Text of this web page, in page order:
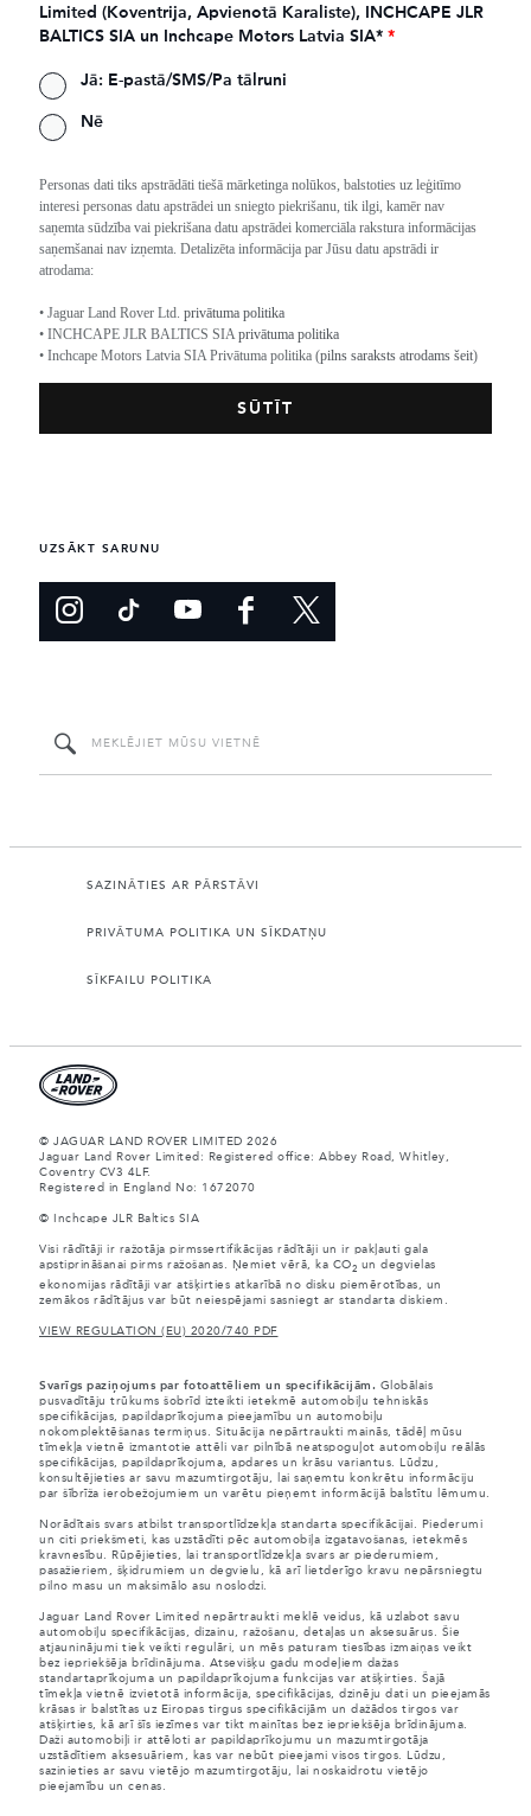
Limited (Koventrija, Apvienotā Karaliste), INCHCAPE JLR
BALTICS SIA un Inchcape Motors Latvia SIA* *
Jā: E-pastā/SMS/Pa tālruni
Nē
Personas dati tiks apstrādāti tiešā mārketinga nolūkos, balstoties uz leģitīmo
interesi personas datu apstrādei un sniegto piekrišanu, tik ilgi, kamēr nav
saņemta sūdzība vai piekrišana datu apstrādei komerciāla rakstura informācijas
saņemšanai nav izņemta. Detalizēta informācija par Jūsu datu apstrādi ir
atrodama:
• Jaguar Land Rover Ltd. privātuma politika
• INCHCAPE JLR BALTICS SIAprivātuma politika
• Inchcape Motors Latvia SIA Privātuma politika (pilns saraksts atrodams šeit)
UZSĀKT SARUNU
SAZINĀTIES AR PĀRSTĀVI
PRIVĀTUMA POLITIKA UN SĪKDATŅU
SĪKFAILU POLITIKA
© JAGUAR LAND ROVER LIMITED 2026
Jaguar Land Rover Limited: Registered office: Abbey Road, Whitley,
Coventry CV3 4LF.
Registered in England No: 1672070
© Inchcape JLR Baltics SIA
Visi rādītāji ir ražotāja pirmssertifikācijas rādītāji un ir pakļauti gala
apstiprināšanai pirms ražošanas. Ņemiet vērā, ka CO2 un degvielas
ekonomijas rādītāji var atšķirties atkarībā no disku piemērotības, un
zemākos rādītājus var būt neiespējami sasniegt ar standarta diskiem.
VIEW REGULATION (EU) 2020/740 PDF
Svarīgs paziņojums par fotoattēliem un specifikācijām. Globālais
pusvadītāju trūkums šobrīd izteikti ietekmē automobiļu tehniskās
specifikācijas, papildaprīkojuma pieejamību un automobiļu
nokomplektēšanas termiņus. Situācija nepārtraukti mainās, tādēļ mūsu
tīmekļa vietnē izmantotie attēli var pilnībā neatspoguļot automobiļu reālās
specifikācijas, papildaprīkojuma, apdares un krāsu variantus. Lūdzu,
konsultējieties ar savu mazumtirgotāju, lai saņemtu konkrētu informāciju
par šībrīža ierobežojumiem un varētu pieņemt informācijā balstītu lēmumu.
Norādītais svars atbilst transportlīdzekļa standarta specifikācijai. Piederumi
un citi priekšmeti, kas uzstādīti pēc automobiļa izgatavošanas, ietekmēs
kravnesību. Rūpējieties, lai transportlīdzekļa svars ar piederumiem,
pasažieriem, šķidrumiem un degvielu, kā arī lietderīgo kravu nepārsniegtu
pilno masu un maksimālo asu noslodzi.
Jaguar Land Rover Limited nepārtraukti meklē veidus, kā uzlabot savu
automobiļu specifikācijas, dizainu, ražošanu, detaļas un aksesuārus. Šie
atjauninājumi tiek veikti regulāri, un mēs paturam tiesības izmaiņas veikt
bez iepriekšēja brīdinājuma. Atsevišķu gadu modeļiem dažas
standartaprīkojuma un papildaprīkojuma funkcijas var atšķirties. Šajā
tīmekļa vietnē izvietotā informācija, specifikācijas, dzinēju dati un pieejamās
krāsas ir balstītas uz Eiropas tirgus specifikācijām un dažādos tirgos var
atšķirties, kā arī šīs iezīmes var tikt mainītas bez iepriekšēja brīdinājuma.
Daži automobiļi ir attēloti ar papildaprīkojumu un mazumtirgotāja
uzstādītiem aksesuāriem, kas var nebūt pieejami visos tirgos. Lūdzu,
sazinieties ar savu vietējo mazumtirgotāju, lai noskaidrotu vietējo
pieejamību un cenas.